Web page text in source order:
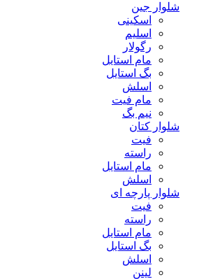
شلوار جین
اسکینی
اسلیم
رگولار
مام استایل
بگ استایل
اسلش
مام فیت
نیم بگ
شلوار کتان
فیت
راسته
مام استایل
اسلش
شلوار پارچه ای
فیت
راسته
مام استایل
بگ استایل
اسلش
لینن